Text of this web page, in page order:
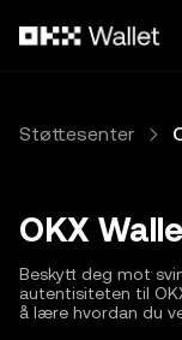
Støttesenter
OKX
Beskytt deg mot
autentisiteten til
å lære hvordan du